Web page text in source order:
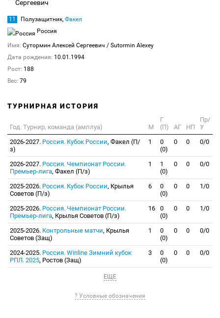
11 Полузащитник, Факел
Россия
Имя: Сутормин Алексей Сергеевич / Sutormin Alexey
Дата рождения: 10.01.1994
Рост: 188
Вес: 79
ТУРНИРНАЯ ИСТОРИЯ
Год. Турнир, команда (амплуа) М
Г
(П)
АГ НП
Пр/
У
2026-2027. Россия. Кубок России, Факел (П/
з)
1
0
(0)
0 0 0/0
2026-2027. Россия. Чемпионат России.
Премьер-лига, Факел (П/з)
1
1
(0)
0 0 0/0
2025-2026. Россия. Кубок России, Крылья
Советов (П/з)
6
0
(0)
0 0 1/0
2025-2026. Россия. Чемпионат России.
Премьер-лига, Крылья Советов (П/з)
16
0
(0)
0 0 1/0
2025-2026. Контрольные матчи, Крылья
Советов (Защ)
1
0
(0)
0 0 0/0
2024-2025. Россия. Winline Зимний кубок
РПЛ. 2025, Ростов (Защ)
3
0
(0)
0 0 0/0
ЕЩЕ
? Условные обозначения